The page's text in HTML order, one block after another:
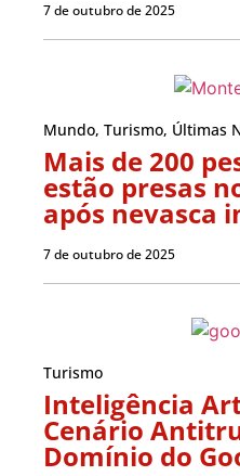
7 de outubro de 2025
Mundo, Turismo, Últimas
Mais de 200
estão presas
após nevasca
7 de outubro de 2025
Turismo
Inteligência
Cenário
Domínio do